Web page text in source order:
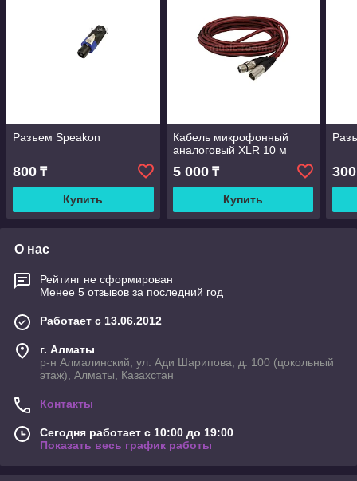
Разъем Speakon
800 ₸
Купить
Кабель микрофонный
аналоговый XLR 10 м
5 000₸
Купить
300
О нас
Рейтинг не сформирован
Менее 5 отзывов за последний год
Работает с 13.06.2012
г. Алматы
р-н Алмалинский, ул. Ади Шарипова, д. 100 (цокольный
этаж), Алматы, Казахстан
Контакты
Сегодня работает с 10:00 до 19:00
Показать весь график работы